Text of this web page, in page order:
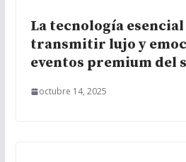
La tecnología
transmitir lujo y
eventos premium del
octubre 14, 2025